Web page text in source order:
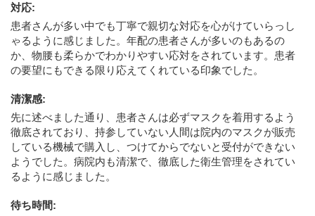
対応:
患者さんが多い中でも丁寧で親切な対応を心がけていらっし
ゃるように感じました。年配の患者さんが多いのもあるの
か、物腰も柔らかでわかりやすい応対をされています。患者
の要望にもできる限り応えてくれている印象でした。
清潔感:
先に述べました通り、患者さんは必ずマスクを着用するよう
徹底されており、持参していない人間は院内のマスクが販売
している機械で購入し、つけてからでないと受付ができない
ようでした。病院内も清潔で、徹底した衛生管理をされてい
るように感じました。
待ち時間: